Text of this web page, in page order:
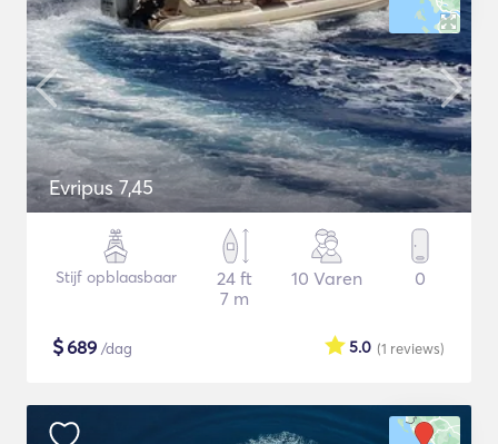
Evripus 7,45
Stijf opblaasbaar
24 ft
7 m
10 Varen 0
$689 /dag (1 reviews)
5.0